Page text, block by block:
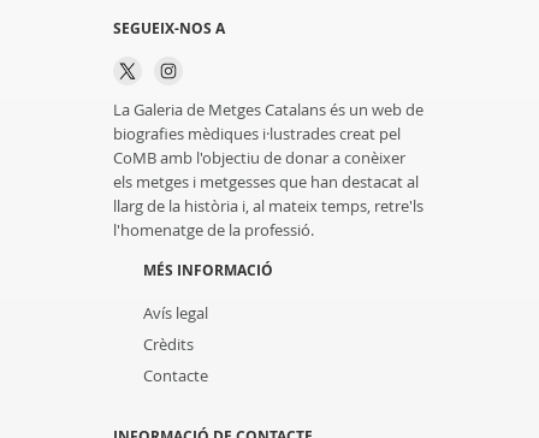
SEGUEIX-NOS A
La Galeria de Metges Catalans és un web de
biografies mèdiques i·lustrades creat pel
CoMB amb l'objectiu de donar a conèixer
els metges i metgesses que han destacat al
llarg de la història i, al mateix temps, retre'ls
l'homenatge de la professió.
MÉS INFORMACIÓ
Avís legal
Crèdits
Contacte